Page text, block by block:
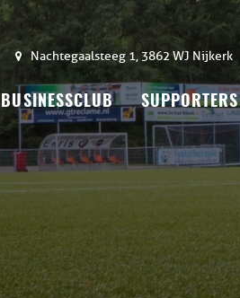
Nachtegaalsteeg 1, 3862 WJ Nijkerk
BUSINESSCLUB SUPPORTERS